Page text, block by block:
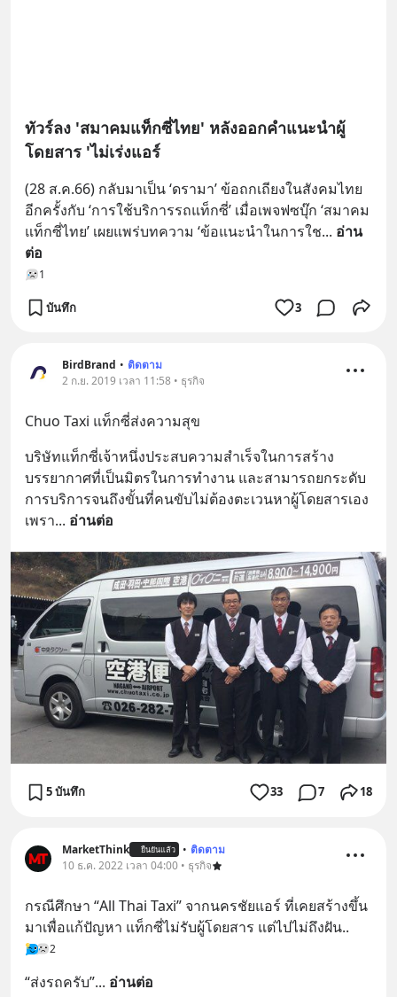
ทัวร์ลง 'สมาคมแท็กซี่ไทย' หลังออกคำแนะนำผู้
โดยสาร 'ไม่เร่งแอร์
(28 ส.ค.66) กลับมาเป็น ‘ดรามา’ ข้อถกเถียงในสังคมไทย
อีกครั้งกับ ‘การใช้บริการรถแท็กซี่’ เมื่อเพจฟซบุ๊ก ‘สมาคม
แท็กซี่ไทย’ เผยแพร่บทความ ‘ข้อแนะนำในการใช... อ่าน
ต่อ
1
บันทึก 3
BirdBrand • ติดตาม
2 ก.ย. 2019 เวลา 11:58 • ธุรกิจ
Chuo Taxi แท็กซี่ส่งความสุข
บริษัทแท็กซี่เจ้าหนึ่งประสบความสำเร็จในการสร้าง
บรรยากาศที่เป็นมิตรในการทำงาน และสามารถยกระดับ
การบริการจนถึงขั้นที่คนขับไม่ต้องตะเวนหาผู้โดยสารเอง
เพรา... อ่านต่อ
5 บันทึก 33 7 18
MarketThink ยืนยันแล้ว • ติดตาม
10 ธ.ค. 2022 เวลา 04:00 • ธุรกิจ
กรณีศึกษา “All Thai Taxi” จากนครชัยแอร์ ที่เคยสร้างขึ้น
มาเพื่อแก้ปัญหา แท็กซี่ไม่รับผู้โดยสาร แต่ไปไม่ถึงฝัน..
2
“ส่งรถครับ”... อ่านต่อ